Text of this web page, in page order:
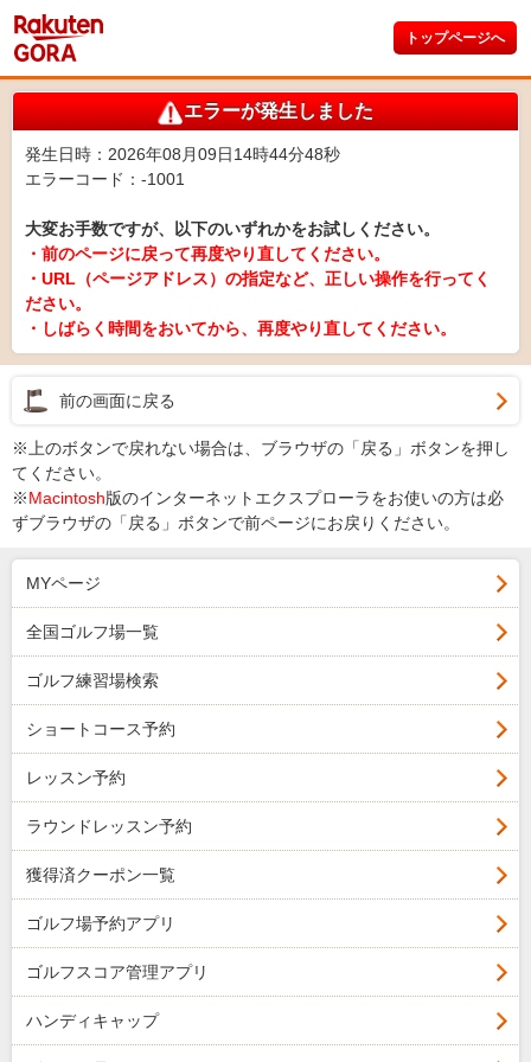
トップページへ
エラーが発生しました
発生日時：2026年08月09日14時44分48秒
エラーコード：-1001
大変お手数ですが、以下のいずれかをお試しください。
・前のページに戻って再度やり直してください。
・URL（ページアドレス）の指定など、正しい操作を行ってく
ださい。
・しばらく時間をおいてから、再度やり直してください。
前の画面に戻る
※上のボタンで戻れない場合は、ブラウザの「戻る」ボタンを押し
てください。
※Macintosh版のインターネットエクスプローラをお使いの方は必
ずブラウザの「戻る」ボタンで前ページにお戻りください。
MYページ
全国ゴルフ場一覧
ゴルフ練習場検索
ショートコース予約
レッスン予約
ラウンドレッスン予約
獲得済クーポン一覧
ゴルフ場予約アプリ
ゴルフスコア管理アプリ
ハンディキャップ